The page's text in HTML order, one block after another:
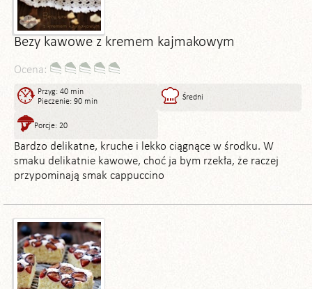
Bezy kawowe z kremem kajmakowym
Ocena:
Przyg: 40 min
Pieczenie: 90 min
Średni
Porcje: 20
Bardzo delikatne, kruche i lekko ciągnące w środku. W
smaku delikatnie kawowe, choć ja bym rzekła, że raczej
przypominają smak cappuccino